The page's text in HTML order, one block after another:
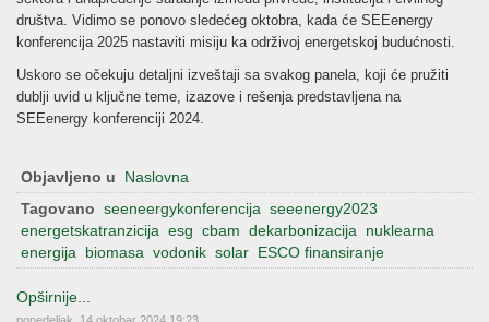
društva. Vidimo se ponovo sledećeg oktobra, kada će SEEenergy
konferencija 2025 nastaviti misiju ka održivoj energetskoj budućnosti.
Uskoro se očekuju detaljni izveštaji sa svakog panela, koji će pružiti
dublji uvid u ključne teme, izazove i rešenja predstavljena na
SEEenergy konferenciji 2024.
Objavljeno u
Naslovna
Tagovano seeneergykonferencija seeenergy2023
energetskatranzicija esg cbam dekarbonizacija
nuklearna
energija
biomasa vodonik solar ESCO finansiranje
Opširnije...